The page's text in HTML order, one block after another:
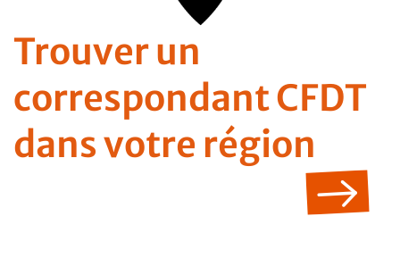
Trouver un
correspondant CFDT
dans votre région